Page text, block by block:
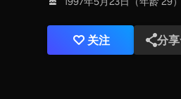
关注 分享